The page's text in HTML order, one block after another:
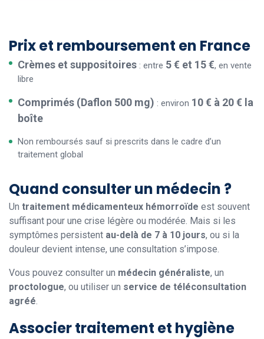
Prix et remboursement en France
Crèmes et suppositoires : entre 5 € et 15 €, en vente
libre
Comprimés (Daflon 500 mg) : environ 10 € à 20 € la
boîte
Non remboursés sauf si prescrits dans le cadre d’un
traitement global
Quand consulter un médecin ?
Un traitement médicamenteux hémorroïde est souvent
suffisant pour une crise légère ou modérée. Mais si les
symptômes persistent au-delà de 7 à 10 jours, ou si la
douleur devient intense, une consultation s’impose.
Vous pouvez consulter un médecin généraliste, un
proctologue, ou utiliser un service de téléconsultation
agréé.
Associer traitement et hygiène